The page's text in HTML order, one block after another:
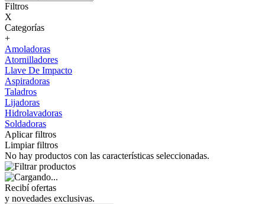
Filtros
X
Categorías
+
Amoladoras
Atornilladores
Llave De Impacto
Aspiradoras
Taladros
Lijadoras
Hidrolavadoras
Soldadoras
Aplicar filtros
Limpiar filtros
No hay productos con las características seleccionadas.
Recibí ofertas
y novedades exclusivas.